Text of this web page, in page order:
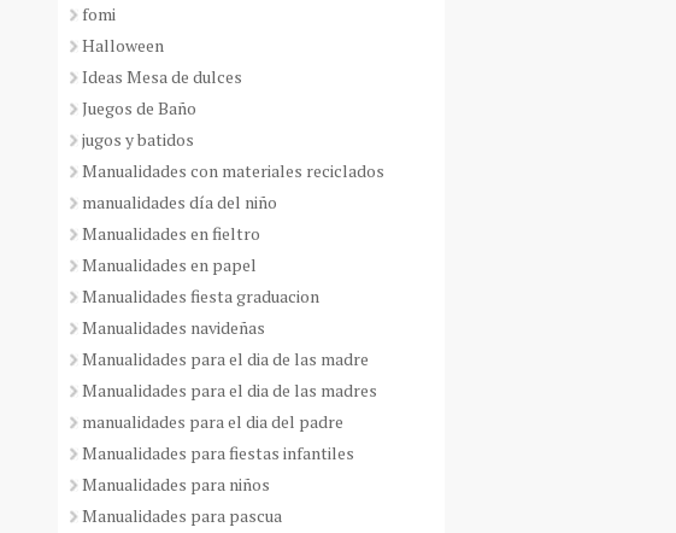
fomi
Halloween
Ideas Mesa de dulces
Juegos de Baño
jugos y batidos
Manualidades con materiales reciclados
manualidades día del niño
Manualidades en fieltro
Manualidades en papel
Manualidades fiesta graduacion
Manualidades navideñas
Manualidades para el dia de las madre
Manualidades para el dia de las madres
manualidades para el dia del padre
Manualidades para fiestas infantiles
Manualidades para niños
Manualidades para pascua